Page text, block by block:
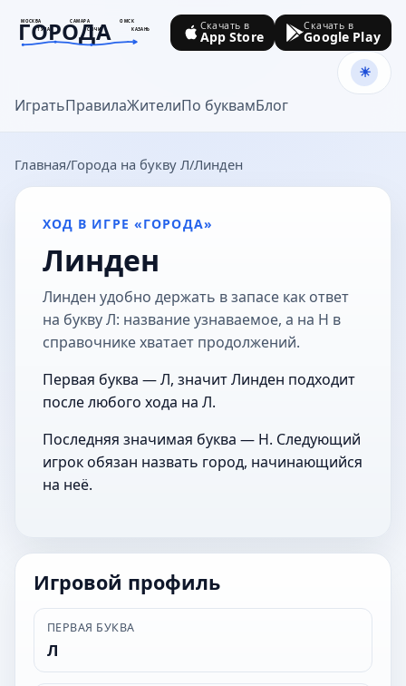
МОСКВА САМАРА
ОМСК
ТУЛА
СОЧИ КАЗАНЬ
ГОРОДА
goroda-na.ru
ИгратьПравилаЖителиПо буквамБлог
Скачать в
App Store
Скачать в
Google Play
Главная Города на букву Л Линден
ХОД В ИГРЕ «ГОРОДА»
Линден
Линден удобно держать в запасе как ответ
на букву Л: название узнаваемое, а на Н в
справочнике хватает продолжений.
Первая буква — Л, значит Линден подходит
после любого хода на Л.
Последняя значимая буква — Н. Следующий
игрок обязан назвать город, начинающийся
на неё.
Игровой профиль
ПЕРВАЯ БУКВА
Л